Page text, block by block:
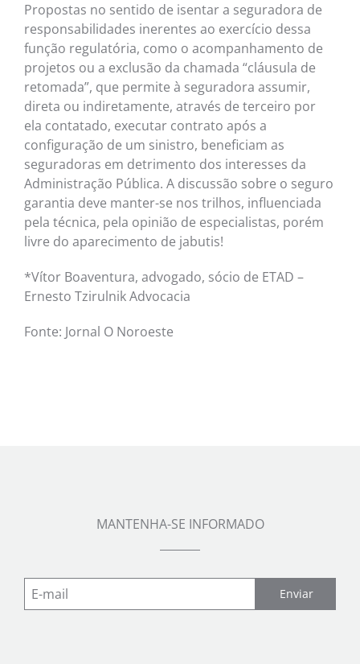
Propostas no sentido de isentar a seguradora de
responsabilidades inerentes ao exercício dessa
função regulatória, como o acompanhamento de
projetos ou a exclusão da chamada “cláusula de
retomada”, que permite à seguradora assumir,
direta ou indiretamente, através de terceiro por
ela contatado, executar contrato após a
configuração de um sinistro, beneficiam as
seguradoras em detrimento dos interesses da
Administração Pública. A discussão sobre o seguro
garantia deve manter-se nos trilhos, influenciada
pela técnica, pela opinião de especialistas, porém
livre do aparecimento de jabutis!
*Vítor Boaventura, advogado, sócio de ETAD –
Ernesto Tzirulnik Advocacia
Fonte: Jornal O Noroeste
MANTENHA-SE INFORMADO
Enviar